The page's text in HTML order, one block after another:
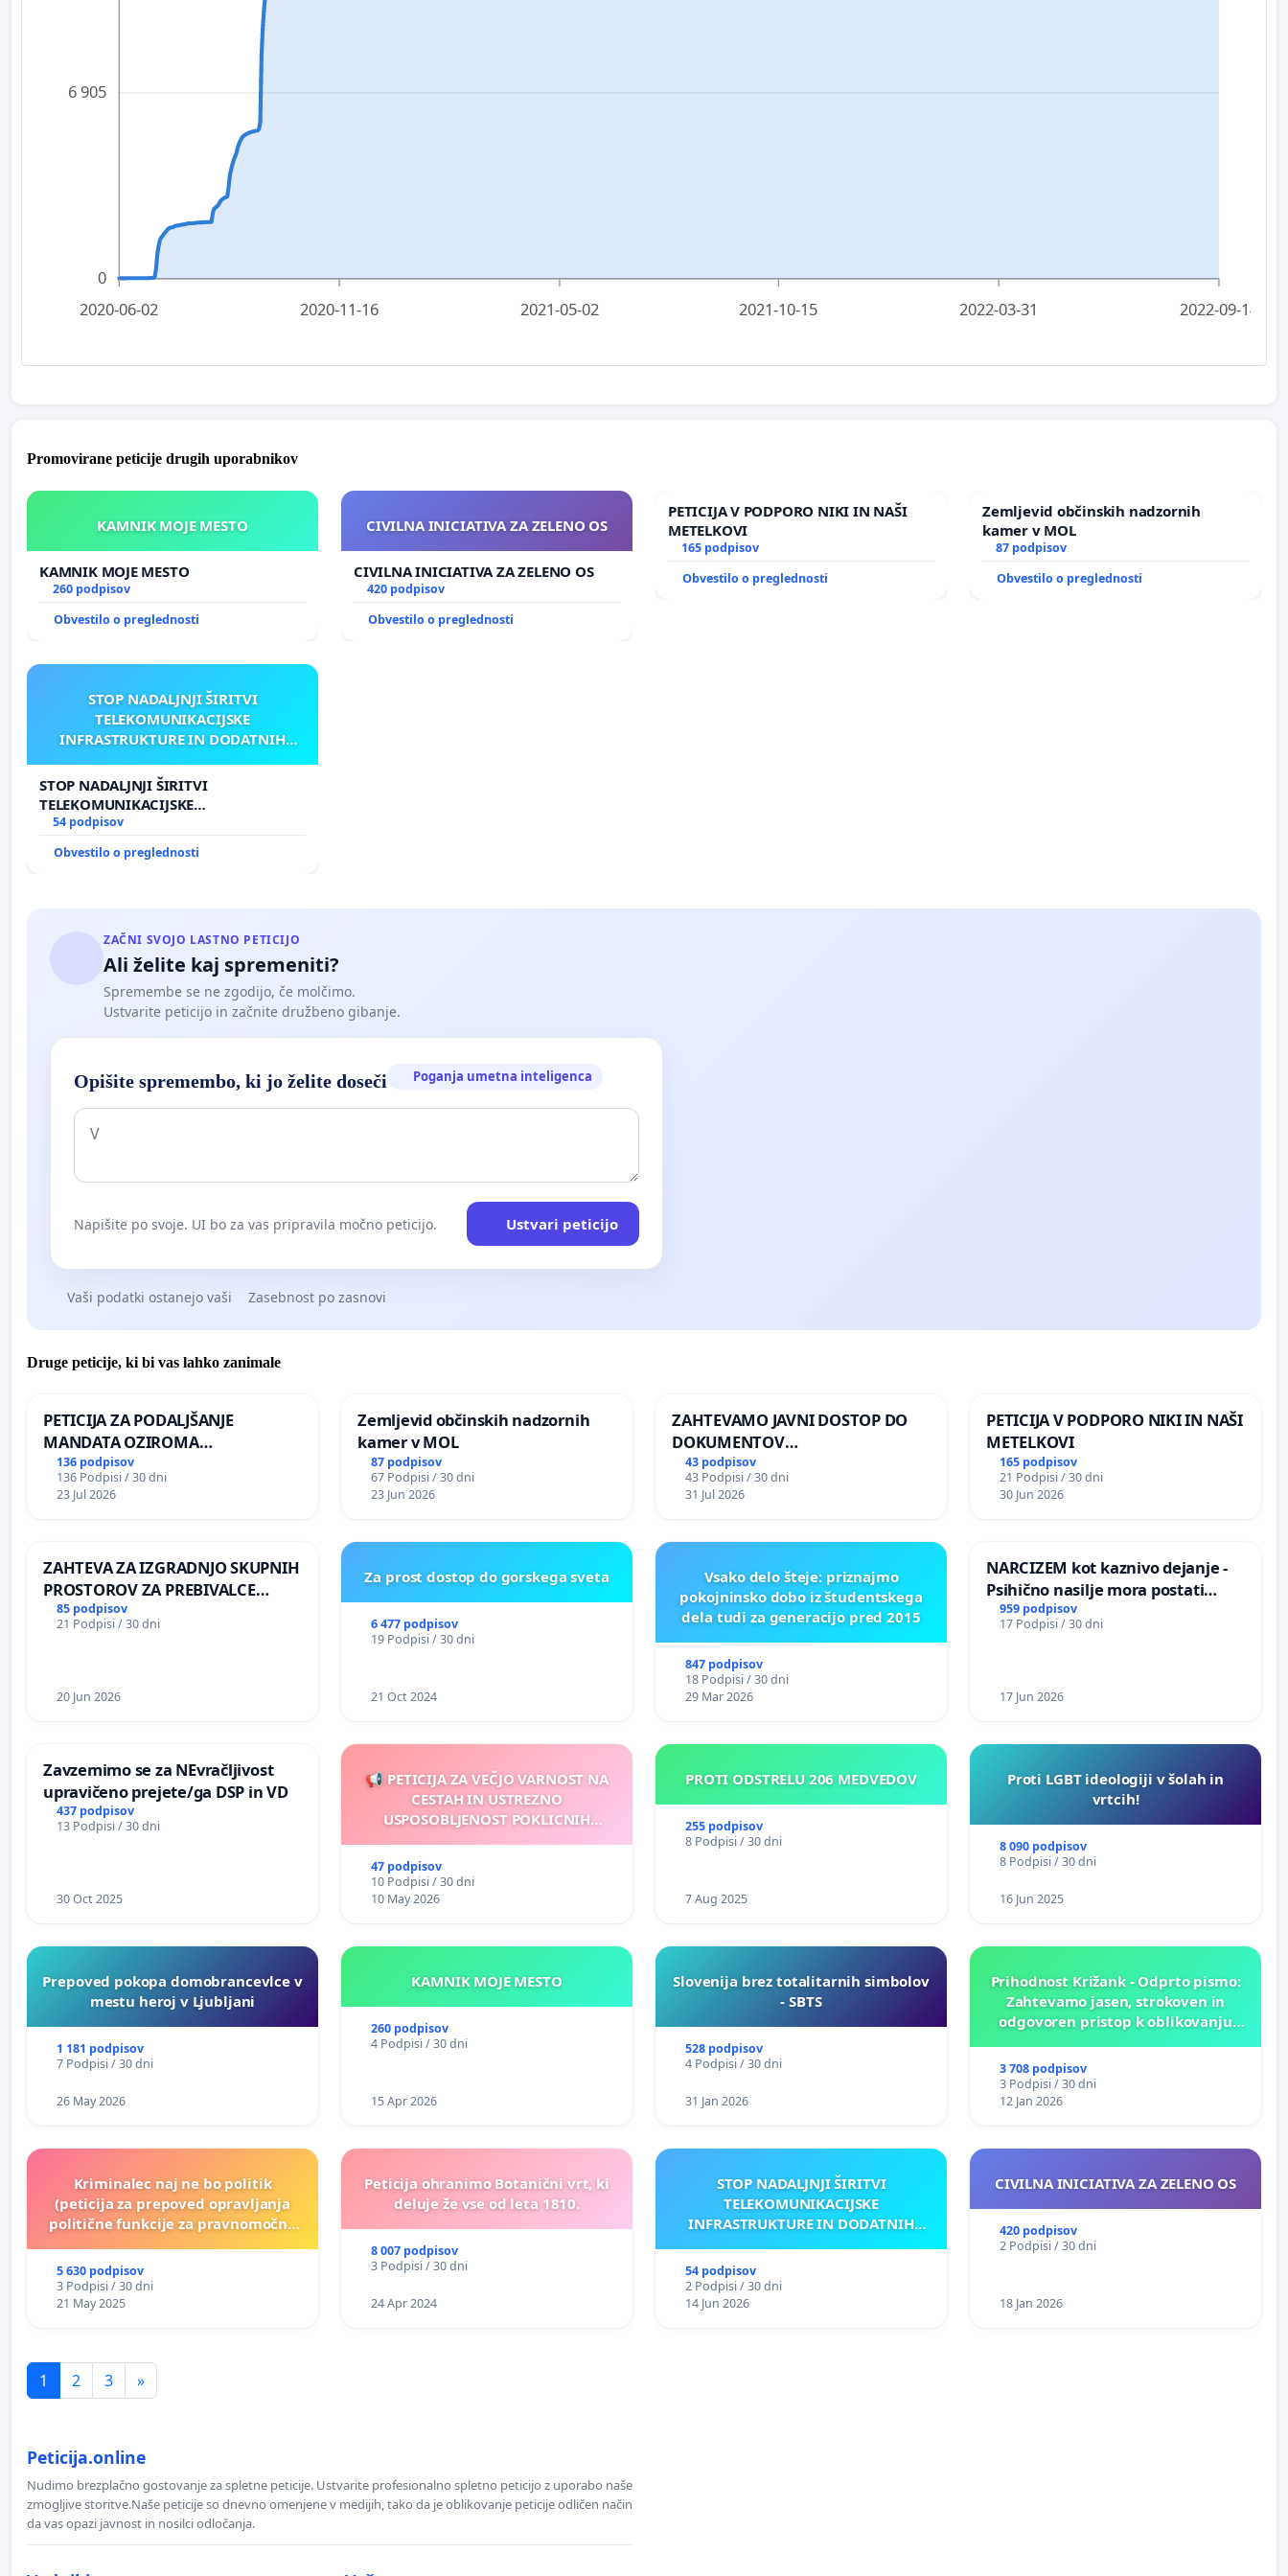
0
6 905
2020-06-02 2020-11-16 2021-05-02 2021-10-15 2022-03-31 2022-09-14
Promovirane peticije drugih uporabnikov
KAMNIK MOJE MESTO
KAMNIK MOJE MESTO
260 podpisov
Obvestilo o preglednosti
CIVILNA INICIATIVA ZA ZELENO OS
CIVILNA INICIATIVA ZA ZELENO OS
420 podpisov
Obvestilo o preglednosti
PETICIJA V PODPORO NIKI IN NAŠI
METELKOVI
165 podpisov
Obvestilo o preglednosti
Zemljevid občinskih nadzornih
kamer v MOL
87 podpisov
Obvestilo o preglednosti
STOP NADALJNJI ŠIRITVI
TELEKOMUNIKACIJSKE
INFRASTRUKTURE IN DODATNIH
STOP NADALJNJI ŠIRITVI
TELEKOMUNIKACIJSKE
INFRASTRUKTURE IN DODATNIH
ANTEN V GRADIŠČAKU
54 podpisov
Obvestilo o preglednosti
ZAČNI SVOJO LASTNO PETICIJO
Ali želite kaj spremeniti?
Spremembe se ne zgodijo, če molčimo.
Ustvarite peticijo in začnite družbeno gibanje.
Opišite spremembo, ki jo želite doseči Poganja umetna inteligenca
Napišite po svoje. UI bo za vas pripravila močno peticijo. Ustvari peticijo
Vaši podatki ostanejo vaši Zasebnost po zasnovi
Druge peticije, ki bi vas lahko zanimale
PETICIJA ZA PODALJŠANJE
MANDATA OZIROMA
ČIMPREJŠNJO PONOVNO
NAPOTITEV GOSPODA BERNARDA
ŠRAJNERJA NA VELEPOSLANIŠTVO
136 podpisov
136 Podpisi / 30 dni
23 Jul 2026
Zemljevid občinskih nadzornih
kamer v MOL
87 podpisov
67 Podpisi / 30 dni
23 Jun 2026
ZAHTEVAMO JAVNI DOSTOP DO
DOKUMENTOV
PARLAMENTARNIH
PREISKOVALNIH KOMISIJ O
ILEGALNI TRGOVINI Z OROŽJEM
43 podpisov
43 Podpisi / 30 dni
31 Jul 2026
PETICIJA V PODPORO NIKI IN NAŠI
METELKOVI
165 podpisov
21 Podpisi / 30 dni
30 Jun 2026
ZAHTEVA ZA IZGRADNJO SKUPNIH
PROSTOROV ZA PREBIVALCE
KRAJEVNE SKUPNOSTI
PRESTRANEK
85 podpisov
21 Podpisi / 30 dni
20 Jun 2026
Za prost dostop do gorskega sveta
6 477 podpisov
19 Podpisi / 30 dni
21 Oct 2024
Vsako delo šteje: priznajmo
pokojninsko dobo iz študentskega
dela tudi za generacijo pred 2015
847 podpisov
18 Podpisi / 30 dni
29 Mar 2026
NARCIZEM kot kaznivo dejanje -
Psihično nasilje mora postati
enako prepoznano kot fizično
nasilje
959 podpisov
17 Podpisi / 30 dni
17 Jun 2026
Zavzemimo se za NEvračljivost
upravičeno prejete/ga DSP in VD
437 podpisov
13 Podpisi / 30 dni
30 Oct 2025
📢 PETICIJA ZA VEČJO VARNOST NA
CESTAH IN USTREZNO
USPOSOBLJENOST POKLICNIH
47 podpisov
10 Podpisi / 30 dni
10 May 2026
PROTI ODSTRELU 206 MEDVEDOV
255 podpisov
8 Podpisi / 30 dni
7 Aug 2025
Proti LGBT ideologiji v šolah in
vrtcih!
8 090 podpisov
8 Podpisi / 30 dni
16 Jun 2025
Prepoved pokopa domobrancevlce v
mestu heroj v Ljubljani
1 181 podpisov
7 Podpisi / 30 dni
26 May 2026
KAMNIK MOJE MESTO
260 podpisov
4 Podpisi / 30 dni
15 Apr 2026
Slovenija brez totalitarnih simbolov
- SBTS
528 podpisov
4 Podpisi / 30 dni
31 Jan 2026
Prihodnost Križank - Odprto pismo:
Zahtevamo jasen, strokoven in
odgovoren pristop k oblikovanju
3 708 podpisov
3 Podpisi / 30 dni
12 Jan 2026
Kriminalec naj ne bo politik
(peticija za prepoved opravljanja
politične funkcije za pravnomočno
5 630 podpisov
3 Podpisi / 30 dni
21 May 2025
Peticija ohranimo Botanični vrt, ki
deluje že vse od leta 1810.
8 007 podpisov
3 Podpisi / 30 dni
24 Apr 2024
STOP NADALJNJI ŠIRITVI
TELEKOMUNIKACIJSKE
INFRASTRUKTURE IN DODATNIH
54 podpisov
2 Podpisi / 30 dni
14 Jun 2026
CIVILNA INICIATIVA ZA ZELENO OS
420 podpisov
2 Podpisi / 30 dni
18 Jan 2026
1 2 3 »
Peticija.online
Nudimo brezplačno gostovanje za spletne peticije. Ustvarite profesionalno spletno peticijo z uporabo naše
zmogljive storitve.Naše peticije so dnevno omenjene v medijih, tako da je oblikovanje peticije odličen način
da vas opazi javnost in nosilci odločanja.